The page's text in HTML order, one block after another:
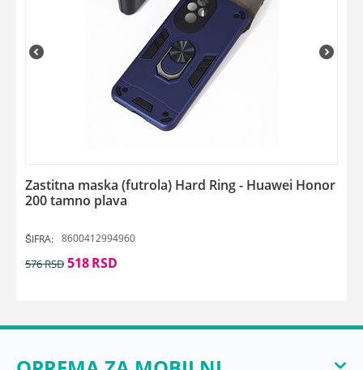
Zastitna maska (futrola) Hard Ring - Huawei Honor
200 tamno plava
ŠIFRA: 8600412994960
576RSD 518RSD